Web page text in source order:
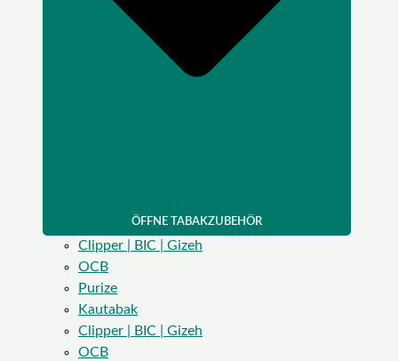
ÖFFNE TABAKZUBEHÖR
Clipper | BIC | Gizeh
OCB
Purize
Kautabak
Clipper | BIC | Gizeh
OCB